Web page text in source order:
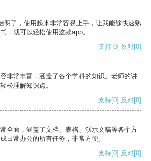
明了，使用起来非常容易上手，让我能够快速熟
，就可以轻松使用这款app。
支持[0] 反对[0]
非常丰富，涵盖了各个学科的知识。老师的讲
松理解知识点。
支持[0] 反对[0]
全面，涵盖了文档、表格、演示文稿等各个方
日常办公的所有任务，非常方便。
支持[0] 反对[0]